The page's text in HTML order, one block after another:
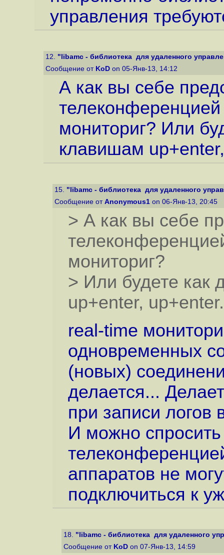
управления
12. "libamc - библиотека для удаленного
Сообщение от KoD on 05-Янв-13, 14:12
А как вы себе
мониториг? Или
клавишам
15. "libamc - библиотека для удаленного
Сообщение от Anonymous1 on 06-Янв-13, 20:45
> А как вы себе
мониториг?
> Или будете как
up+enter,
real-time
одновременных
(новых)
делается...
при записи
И можно
аппаратов не
подключиться к
18. "libamc - библиотека для удаленного
Сообщение от KoD on 07-Янв-13, 14:59